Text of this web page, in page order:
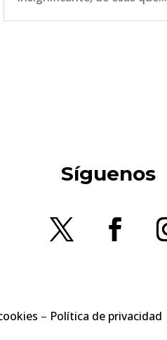
Síguenos
– Política de privacidad